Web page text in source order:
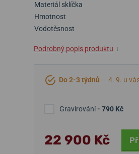
Materiál sklíčka
Hmotnost
Vodotěsnost
Podrobný popis produktu ↓
Do 2-3 týdnů — 4. 9. u
Gravírování- 790 Kč
22 900 Kč